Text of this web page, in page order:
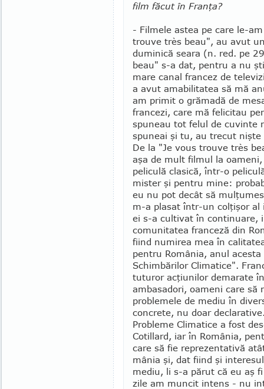
film făcut în Franţa?
- Filmele astea pe care le-
trouve très beau", au avut
duminică seara (n. red. pe
beau" s-a dat, pentru a nu
mare canal francez de
a avut amabilitatea să mă
am pri­mit o grămadă de
francezi, care mă felicitau
spuneau tot felul de cuvinte
spuneai şi tu, au trecut
De la "Je vous trouve très
aşa de mult filmul la
peliculă clasică, într-o
mister şi pentru mine:
eu nu pot decât să
m-a plasat într-un colţişor al
ei s-a cultivat în continuare,
comunitatea franceză din
fiind numirea mea în
pentru România, anul
Schimbărilor Climatice".
tuturor acţiunilor demarate
ambasadori, oameni care să
problemele de mediu în
concrete, nu doar
Probleme Climatice a fost
Cotillard, iar în România,
care să fie re­pre­zentativă
mânia şi, dat fiind şi
mediu, li s-a părut că eu aş
zile am muncit intens - nu